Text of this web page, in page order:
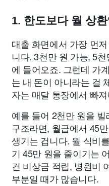
1. 한도보다 월 상
대출 화면에서 가장 먼
니다. 3천만 원 가능, 5
에 들어오죠. 그런데 가
는 내 돈이 아니라는 걸
자는 매달 통장에서 빠
예를 들어 2천만 원을
구조라면, 월급에서 45
생기는 겁니다. 월 식비
기 45만 원을 줄이기는
건 비상금 적립, 병원비
부분일 때가 많습니다.